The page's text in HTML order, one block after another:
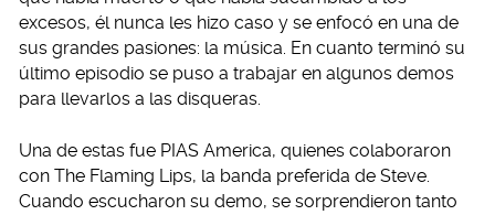
excesos, él nunca les hizo caso y se enfocó en una de
sus grandes pasiones: la música. En cuanto terminó su
último episodio se puso a trabajar en algunos demos
para llevarlos a las disqueras.
Una de estas fue PIAS America, quienes colaboraron
con The Flaming Lips, la banda preferida de Steve.
Cuando escucharon su demo, se sorprendieron tanto